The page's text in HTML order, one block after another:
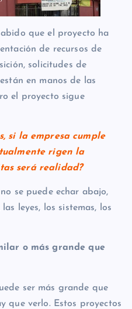
que el proyecto ha
de recursos de
solicitudes de
en manos de las
el proyecto sigue
si la empresa cumple
rigen la
será realidad?
se puede echar abajo,
leyes, los sistemas, los
o más grande que
ser más grande que
que verlo. Estos proyectos